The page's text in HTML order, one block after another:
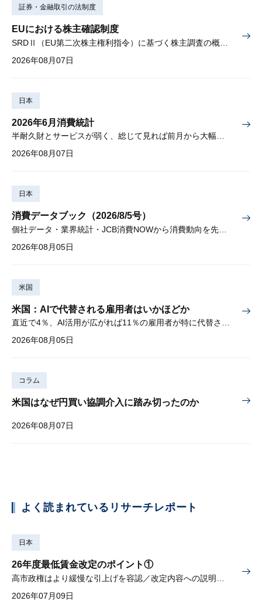
証券・金融取引の法制度
EUにおける株主確認制度
2026年08月07日
日本
2026年6月消費統計
半耐久財とサービスが弱く、総じて見れば前月から大幅に減少
2026年08月07日
日本
消費データブック（2026/8/5号）
2026年08月05日
米国
米国：AIで代替される雇用者はいかほどか
直近で4％、AI活用が広がれば11％の雇用者が特に代替されやすい
2026年08月05日
コラム
米国はなぜ円買い協調介入に踏み切ったのか
2026年08月07日
よく読まれているリサーチレポート
日本
26年度最低賃金改定のポイント①
2026年07月09日